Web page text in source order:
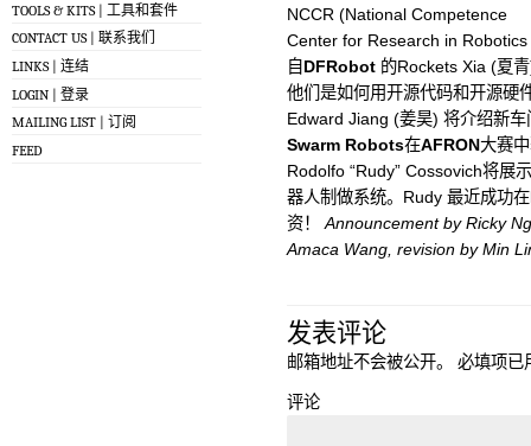
TOOLS & KITS | 工具和套件
CONTACT US | 联系我们
LINKS | 连结
LOGIN | 登录
MAILING LIST | 订阅
FEED
NCCR (National Competence
Center for Research in
自DFRobot 的Rockets Xia (夏
他们是如何用开源代码和开源硬
Edward Jiang (姜昊) 将介绍新车
Swarm Robots在AFRON大赛
Rodolfo “Rudy” Cossovich将展
器人制做系统。Rudy 最近成功在
资！ Announcement by Ricky
Amaca Wang, revision by Min
发表评论
邮箱地址不会被公开。 必填项已
评论